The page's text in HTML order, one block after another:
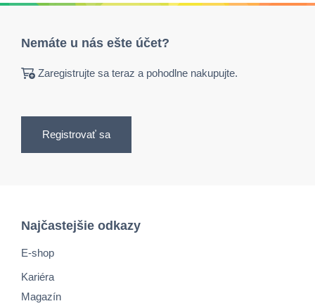
Nemáte u nás ešte účet?
Zaregistrujte sa teraz a pohodlne nakupujte.
Registrovať sa
Najčastejšie odkazy
E-shop
Kariéra
Magazín